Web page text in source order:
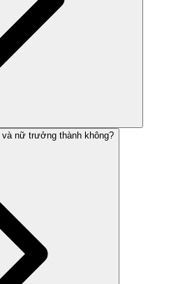
nữ trưởng thành không?